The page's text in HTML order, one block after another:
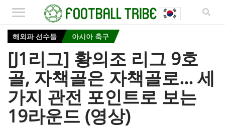
해외파 선수들 아시아 축구
[J1리그] 황의조 리그 9호
골, 자책골은 자책골로… 세
가지 관전 포인트로 보는
19라운드 (영상)